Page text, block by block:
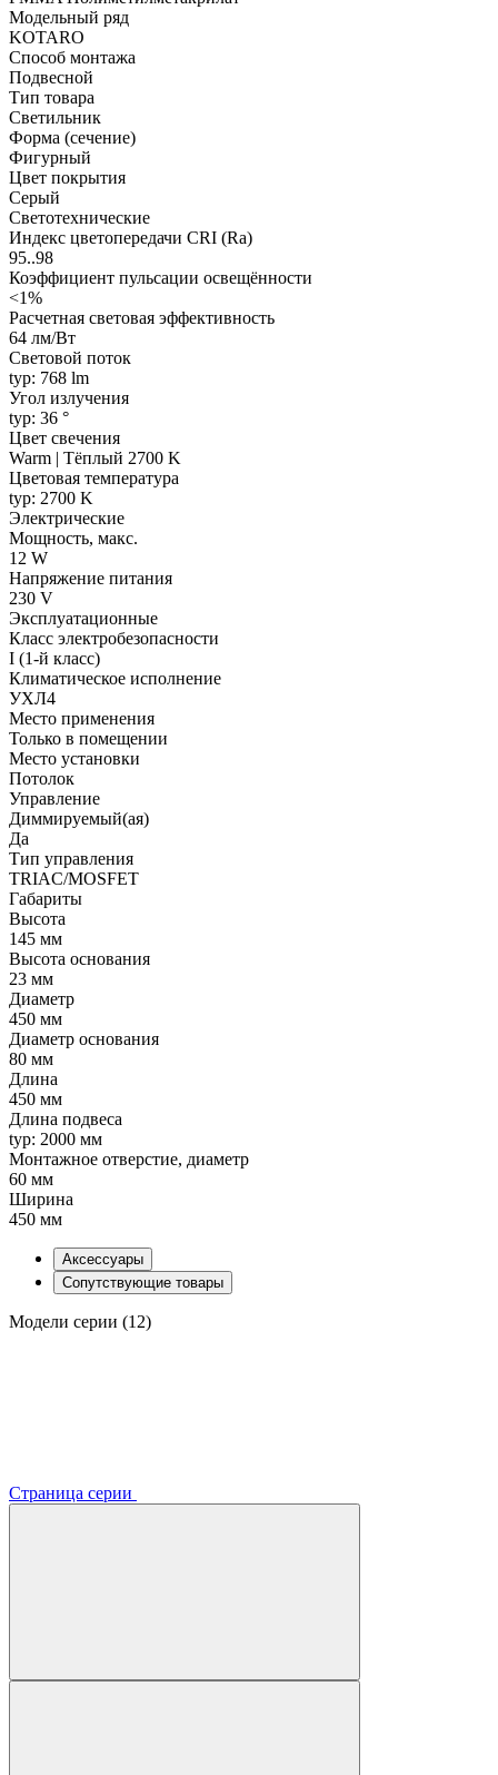
Модельный ряд
KOTARO
Способ монтажа
Подвесной
Тип товара
Светильник
Форма (сечение)
Фигурный
Цвет покрытия
Серый
Светотехнические
Индекс цветопередачи CRI (Ra)
95..98
Коэффициент пульсации освещённости
<1%
Расчетная световая эффективность
64 лм/Вт
Световой поток
typ: 768 lm
Угол излучения
typ: 36 °
Цвет свечения
Warm | Тёплый 2700 K
Цветовая температура
typ: 2700 K
Электрические
Мощность, макс.
12 W
Напряжение питания
230 V
Эксплуатационные
Класс электробезопасности
I (1-й класс)
Климатическое исполнение
УХЛ4
Место применения
Только в помещении
Место установки
Потолок
Управление
Диммируемый(ая)
Да
Тип управления
TRIAC/MOSFET
Габариты
Высота
145 мм
Высота основания
23 мм
Диаметр
450 мм
Диаметр основания
80 мм
Длина
450 мм
Длина подвеса
typ: 2000 мм
Монтажное отверстие, диаметр
60 мм
Ширина
450 мм
Аксессуары
Сопутствующие товары
Модели серии (12)
Страница серии